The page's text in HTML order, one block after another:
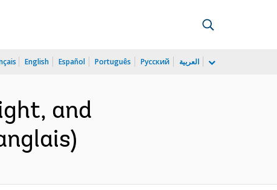
English Español Português Русский العربية
and